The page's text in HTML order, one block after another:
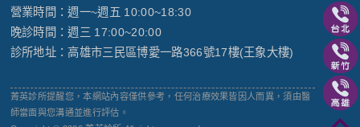
營業時間：週一~週五 10:00~18:30
晚診時間：週三 17:00~20:00
診所地址：高雄市三民區博愛一路366號17樓(王象大樓)
菁英診所提醒您，本網站內容僅供參考，任何治療效果皆因人而異，須由醫
師當面與您溝通並進行評估。